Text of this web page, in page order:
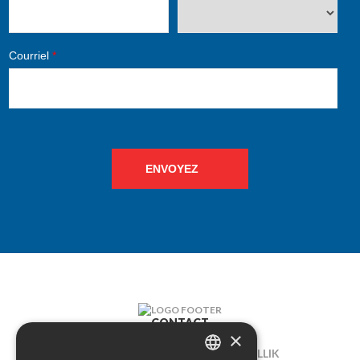
Courriel *
ENVOYEZ
CONTACT
LELIEGAARDE 22, B-1731 ZELLIK
×